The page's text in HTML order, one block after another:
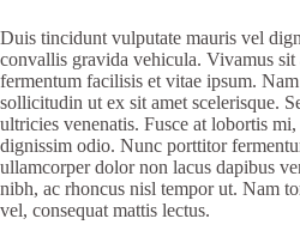
Duis tincidunt vulputate mauris vel
convallis gravida vehicula. Vivamus sit
fermentum facilisis et vitae ipsum.
sollicitudin ut ex sit amet scelerisque.
ultricies venenatis. Fusce at lobortis
dignissim odio. Nunc porttitor
ullamcorper dolor non lacus dapibus
nibh, ac rhoncus nisl tempor ut. Nam
vel, consequat mattis lectus.